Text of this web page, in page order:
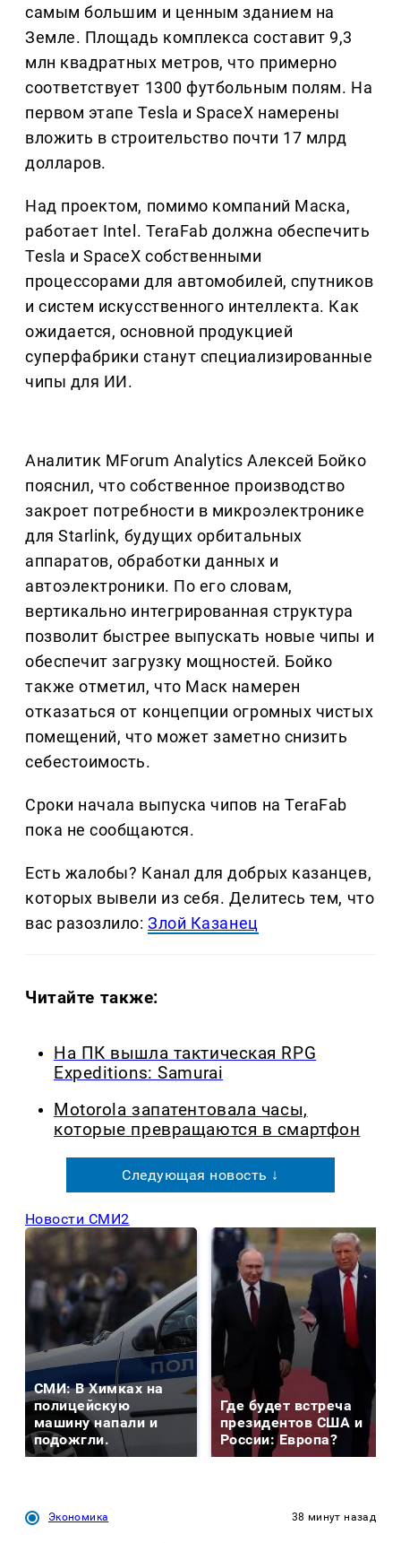
самым большим и ценным зданием на
Земле. Площадь комплекса составит 9,3
млн квадратных метров, что примерно
соответствует 1300 футбольным полям. На
первом этапе Tesla и SpaceX намерены
вложить в строительство почти 17 млрд
долларов.
Над проектом, помимо компаний Маска,
работает Intel. TeraFab должна обеспечить
Tesla и SpaceX собственными
процессорами для автомобилей, спутников
и систем искусственного интеллекта. Как
ожидается, основной продукцией
суперфабрики станут специализированные
чипы для ИИ.
Аналитик MForum Analytics Алексей Бойко
пояснил, что собственное производство
закроет потребности в микроэлектронике
для Starlink, будущих орбитальных
аппаратов, обработки данных и
автоэлектроники. По его словам,
вертикально интегрированная структура
позволит быстрее выпускать новые чипы и
обеспечит загрузку мощностей. Бойко
также отметил, что Маск намерен
отказаться от концепции огромных чистых
помещений, что может заметно снизить
себестоимость.
Сроки начала выпуска чипов на TeraFab
пока не сообщаются.
Есть жалобы? Канал для добрых казанцев,
которых вывели из себя. Делитеcь тем, что
вас разозлило:Злой Казанец
Читайте также:
На ПК вышла тактическая RPG
Expeditions: Samurai
Motorola запатентовала часы,
которые превращаются в смартфон
Следующая новость ↓
Новости СМИ2
СМИ: В Химках на
полицейскую
машину напали и
подожгли.
Где будет встреча
президентов США и
России: Европа?
Экономика 38 минут назад